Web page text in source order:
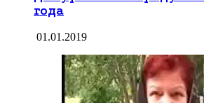
года
01.01.2019